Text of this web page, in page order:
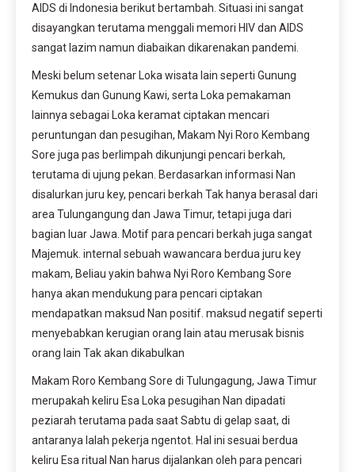
AIDS di Indonesia berikut bertambah. Situasi ini sangat
disayangkan terutama menggali memori HIV dan AIDS
sangat lazim namun diabaikan dikarenakan pandemi.
Meski belum setenar Loka wisata lain seperti Gunung
Kemukus dan Gunung Kawi, serta Loka pemakaman
lainnya sebagai Loka keramat ciptakan mencari
peruntungan dan pesugihan, Makam Nyi Roro Kembang
Sore juga pas berlimpah dikunjungi pencari berkah,
terutama di ujung pekan. Berdasarkan informasi Nan
disalurkan juru key, pencari berkah Tak hanya berasal dari
area Tulungangung dan Jawa Timur, tetapi juga dari
bagian luar Jawa. Motif para pencari berkah juga sangat
Majemuk. internal sebuah wawancara berdua juru key
makam, Beliau yakin bahwa Nyi Roro Kembang Sore
hanya akan mendukung para pencari ciptakan
mendapatkan maksud Nan positif. maksud negatif seperti
menyebabkan kerugian orang lain atau merusak bisnis
orang lain Tak akan dikabulkan
Makam Roro Kembang Sore di Tulungagung, Jawa Timur
merupakah keliru Esa Loka pesugihan Nan dipadati
peziarah terutama pada saat Sabtu di gelap saat, di
antaranya Ialah pekerja ngentot. Hal ini sesuai berdua
keliru Esa ritual Nan harus dijalankan oleh para pencari